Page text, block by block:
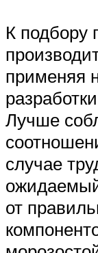
К подбору
применяя
Лучше
случае
от